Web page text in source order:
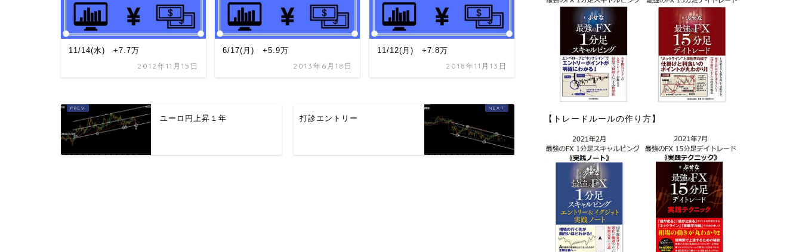
11/14(水) +7.7万
2012年11月15日
6/17(月) +5.9万
2013年6月18日
11/12(月) +7.8万
2018年11月13日
ユーロ円上昇１年 打診エントリー 【トレードルールの作り方】